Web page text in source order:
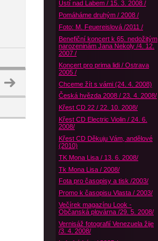
Ústí nad Labem / 15. 3. 2008 /
Pomáháme druhým / 2008 /
Foto: M. Feuereislová /2011 /
Benefiční koncert k 65. nedožitým
narozeninám Jana Nekoly /4. 12.
2007 /
Koncert pro prima lidi / Ostrava
2005 /
Chceme žít s vámi (24. 4. 2008)
Česká hvězda 2008 / 23. 4. 2008/
Křest CD 22 / 22. 10. 2008/
Křest CD Electric Violin / 24. 6.
2008/
Křest CD Děkuju Vám, andělové
(2010)
TK Mona Lisa / 13. 6. 2008/
Tk Mona Lisa / 2008/
Fota pro časopisy a tisk /2003/
Promo k časopisu Vlasta / 2003/
Večírek magazínu Look -
Občanská plovárna /29. 5. 2008/
Vernisáž fotografií Venezuela žije
/3. 4. 2008/